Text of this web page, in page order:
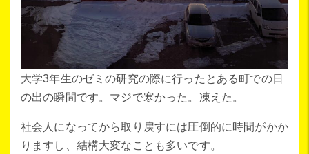
大学3年生のゼミの研究の際に行ったとある町での日
の出の瞬間です。マジで寒かった。凍えた。
社会人になってから取り戻すには圧倒的に時間がかか
りますし、結構大変なことも多いです。